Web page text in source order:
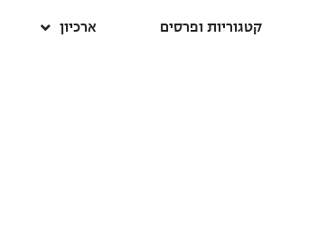
קטגוריות ופרסים ארכיון